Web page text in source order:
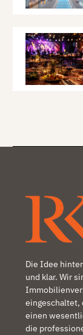
Die Idee
und klar. Wir
eingeschaltet,
einen
die